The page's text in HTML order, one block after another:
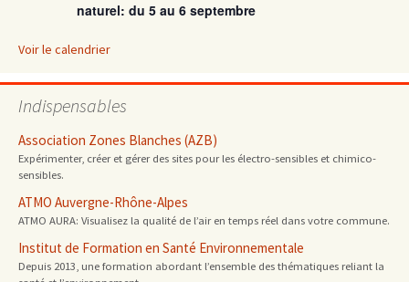
naturel: du 5 au 6 septembre
Voir le calendrier
Indispensables
Association Zones Blanches (AZB)
Expérimenter, créer et gérer des sites pour les électro-sensibles et chimico-
sensibles.
ATMO Auvergne-Rhône-Alpes
ATMO AURA: Visualisez la qualité de l’air en temps réel dans votre commune.
Institut de Formation en Santé Environnementale
Depuis 2013, une formation abordant l’ensemble des thématiques reliant la